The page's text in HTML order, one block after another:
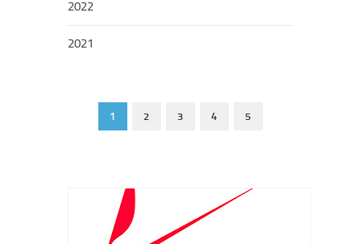
2022
2021
1 2 3 4 5